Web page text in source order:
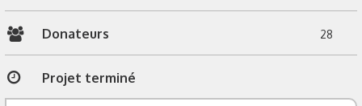
Donateurs 28
Projet terminé